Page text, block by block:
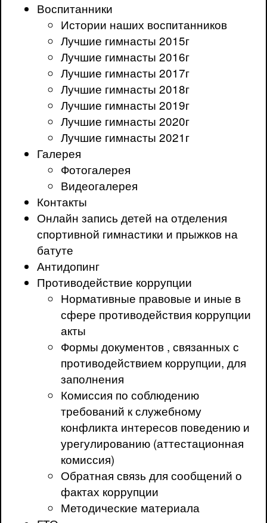
Воспитанники
Истории наших воспитанников
Лучшие гимнасты 2015г
Лучшие гимнасты 2016г
Лучшие гимнасты 2017г
Лучшие гимнасты 2018г
Лучшие гимнасты 2019г
Лучшие гимнасты 2020г
Лучшие гимнасты 2021г
Галерея
Фотогалерея
Видеогалерея
Контакты
Онлайн запись детей на отделения
спортивной гимнастики и прыжков на
батуте
Антидопинг
Противодействие коррупции
Нормативные правовые и иные в
сфере противодействия коррупции
акты
Формы документов , связанных с
противодействием коррупции, для
заполнения
Комиссия по соблюдению
требований к служебному
конфликта интересов поведению и
урегулированию (аттестационная
комиссия)
Обратная связь для сообщений о
фактах коррупции
Методические материала